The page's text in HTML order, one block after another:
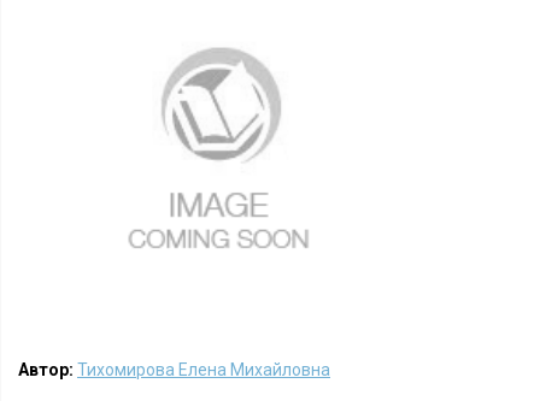
Автор: Тихомирова Елена Михайловна